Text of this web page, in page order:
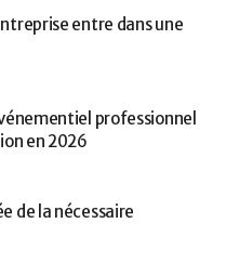
entre dans une
professionnel
en 2026
de la nécessaire